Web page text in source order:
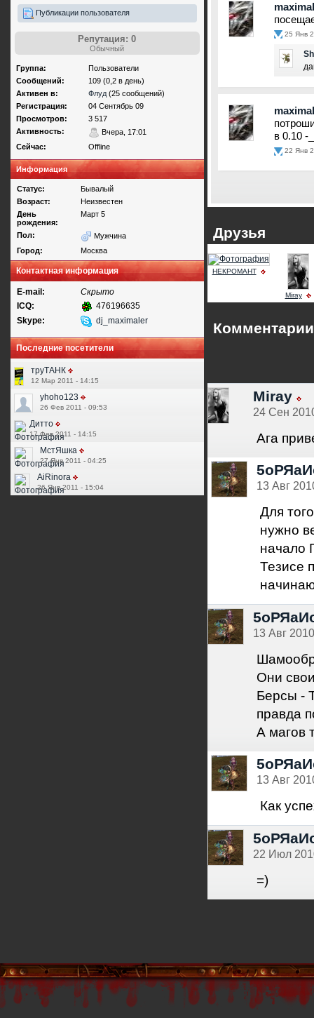
Публикации пользователя
Репутация: 0
Обычный
Группа:
Пользователи
Сообщений:
109 (0,2 в день)
Активен в:
Флуд(25 сообщений)
Регистрация:
04 Сентябрь 09
Просмотров:
3 517
Активность:
Вчера, 17:01
Сейчас:
Offline
Информация
Статус:
Бывалый
Возраст:
Неизвестен
День
рождения:
Март 5
Пол:
Мужчина
Город:
Москва
Контактная информация
E-mail:
Скрыто
ICQ:
476196635
Skype:
dj_maximaler
Последние посетители
труТАНК
12 Мар 2011 - 14:15
yhoho123
26 Фев 2011 - 09:53
Дитто
17 Фев 2011 - 14:15
МстЯшка
27 Янв 2011 - 04:25
AiRinora
26 Янв 2011 - 15:04
25 Янв
в 0.10 -
22 Янв
Друзья
НЕКРОМАНТ
Miray
Комментарии
Miray
24 Сен
Ага
13 Авг
Для
нужно
начало
Тезисе
13 Авг
Они
Берсы -
правда
А магов
13 Авг
Как
22 Июл
=)